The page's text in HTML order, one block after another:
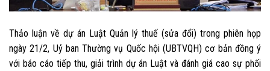
Thảo luận về dự án Luật Quản lý thuế (sửa đổi) trong phiên họp
ngày 21/2, Uỷ ban Thường vụ Quốc hội (UBTVQH) cơ bản đồng ý
với báo cáo tiếp thu, giải trình dự án Luật và đánh giá cao sự phối